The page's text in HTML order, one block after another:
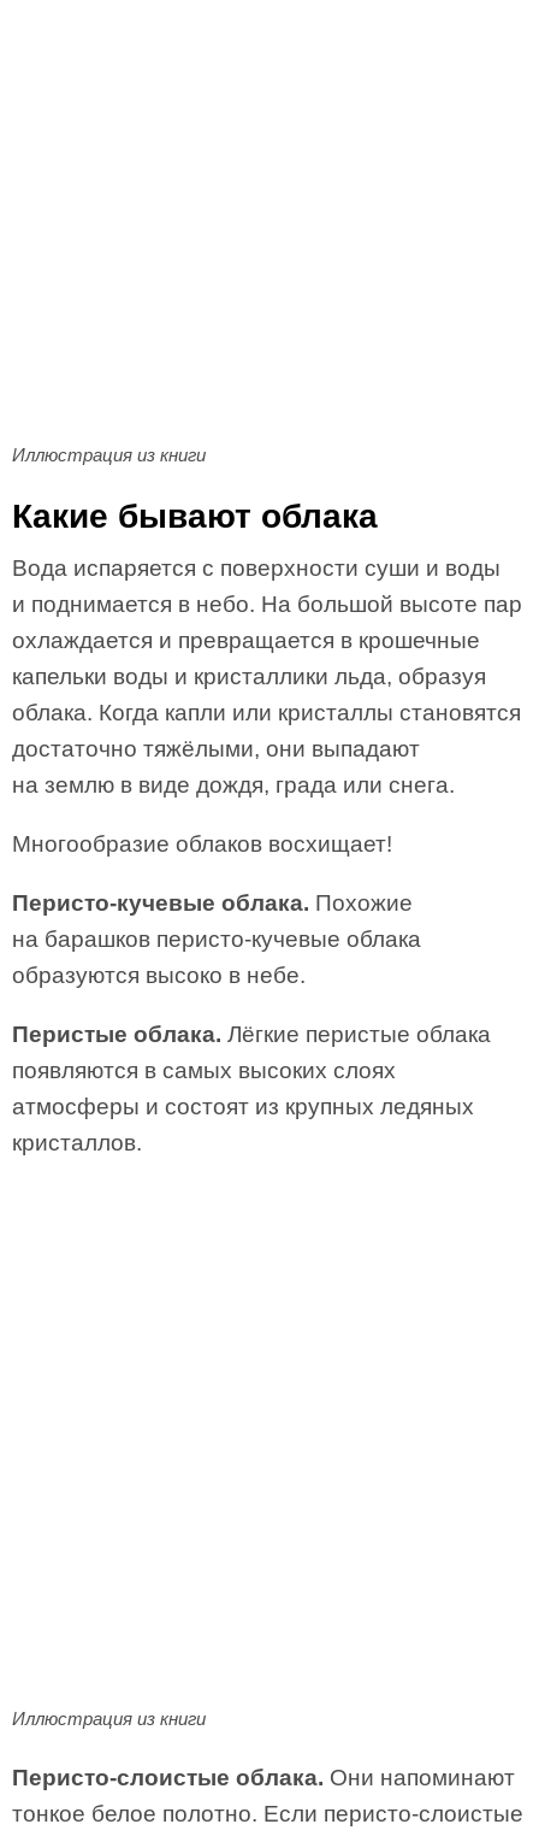
Иллюстрация из книги
Какие бывают облака
Вода испаряется с поверхности суши и воды
и поднимается в небо. На большой высоте пар
охлаждается и превращается в крошечные
капельки воды и кристаллики льда, образуя
облака. Когда капли или кристаллы становятся
достаточно тяжёлыми, они выпадают
на землю в виде дождя, града или снега.
Многообразие облаков восхищает!
Перисто-кучевые облака. Похожие
на барашков перисто-кучевые облака
образуются высоко в небе.
Перистые облака. Лёгкие перистые облака
появляются в самых высоких слоях
атмосферы и состоят из крупных ледяных
кристаллов.
Иллюстрация из книги
Перисто-слоистые облака. Они напоминают
тонкое белое полотно. Если перисто-слоистые